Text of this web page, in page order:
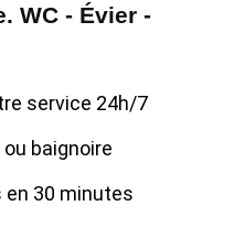
WC - Évier -
service 24h/7
ou baignoire
en 30 minutes